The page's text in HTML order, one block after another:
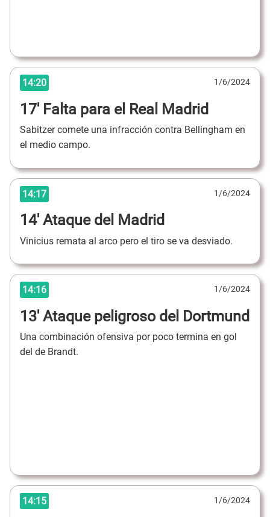
14:20 1/6/2024
17' Falta para el Real Madrid
Sabitzer comete una infracción contra Bellingham en
el medio campo.
14:17 1/6/2024
14' Ataque del Madrid
Vinicius remata al arco pero el tiro se va desviado.
14:16 1/6/2024
13' Ataque peligroso del Dortmund
Una combinación ofensiva por poco termina en gol
del de Brandt.
14:15 1/6/2024